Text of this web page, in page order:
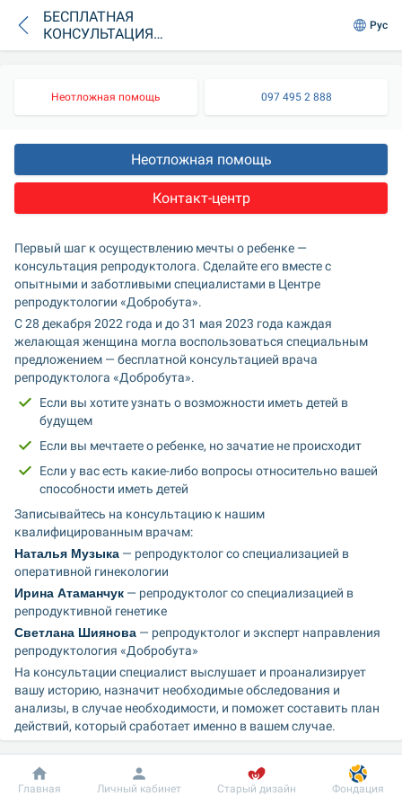
БЕСПЛАТНАЯ
КОНСУЛЬТАЦИЯ
РЕПРОДУКТОЛОГА
Рус
Неотложная помощь 097 495 2 888
Неотложная помощь
Контакт-центр
Первый шаг к осуществлению мечты о ребенке —
консультация репродуктолога. Сделайте его вместе с
опытными и заботливыми специалистами в Центре
репродуктологии «Добробута».
С 28 декабря 2022 года и до 31 мая 2023 года каждая
желающая женщина могла воспользоваться специальным
предложением — бесплатной консультацией врача
репродуктолога «Добробута».
Если вы хотите узнать о возможности иметь детей в
будущем
Если вы мечтаете о ребенке, но зачатие не происходит
Если у вас есть какие-либо вопросы относительно вашей
способности иметь детей
Записывайтесь на консультацию к нашим
квалифицированным врачам:
Наталья Музыка — репродуктолог со специализацией в
оперативной гинекологии
Ирина Атаманчук — репродуктолог со специализацией в
репродуктивной генетике
Светлана Шиянова — репродуктолог и эксперт направления
репродуктология «Добробута»
На консультации специалист выслушает и проанализирует
вашу историю, назначит необходимые обследования и
анализы, в случае необходимости, и поможет составить план
действий, который сработает именно в вашем случае.
Для записи звоните по телефону:
Добробут Информация Пациенту
Главная Личный кабинет Старый дизайн Фондация